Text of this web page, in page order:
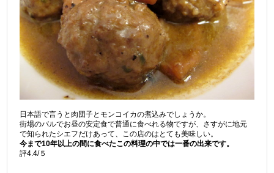
日本語で言うと肉団子とモンコイカの煮込みでしょうか。
街場のバルでお昼の安定食で普通に食べれる物ですが、さすがに地元
で知られたシエフだけあって、この店のはとても美味しい。
今まで10年以上の間に食べたこの料理の中では一番の出来です。
評4.4/５